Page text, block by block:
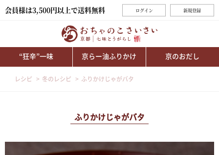
会員様は3,500円以上で送料無料 ログイン 新規登録
“狂辛”一味 京らー油ふりかけ 京のおだし
レシピ 冬のレシピ ふりかけじゃがバタ
ふりかけじゃがバタ